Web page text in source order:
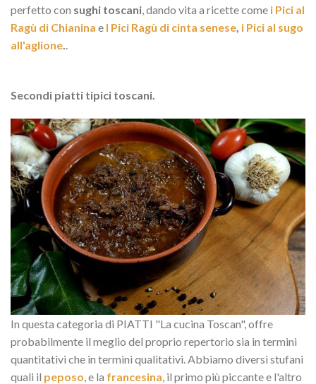
perfetto con sughi toscani, dando vita a ricette come i Pici al
Ragù di Chianina e I Pici Ragù di cinta senese, i Pici al sugo
all'aglione..
Secondi piatti tipici toscani.
In questa categoria di PIATTI "La cucina Toscan", offre
probabilmente il meglio del proprio repertorio sia in termini
quantitativi che in termini qualitativi. Abbiamo diversi stufani
quali il peposo, e la francesina, il primo più piccante e l'altro